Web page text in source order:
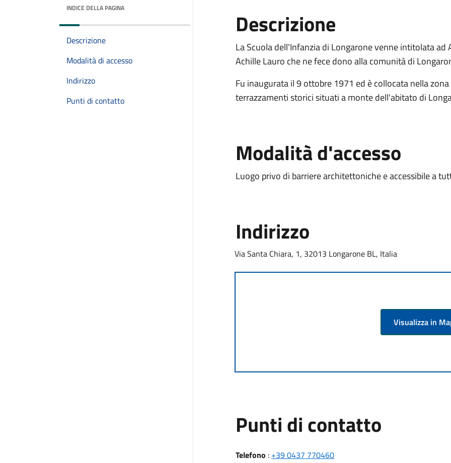
INDICE DELLA PAGINA
Descrizione
Modalità di accesso
Indirizzo
Punti di contatto
Descrizione
La Scuola dell'Infanzia di Longarone venne intitolata
Achille Lauro che ne fece dono alla comunità di
Fu inaugurata il 9 ottobre 1971 ed è collocata nella
terrazzamenti storici situati a monte dell'abitato di
Modalità d'accesso
Luogo privo di barriere architettoniche e accessibile a
Indirizzo
Via Santa Chiara, 1, 32013 Longarone BL, Italia
Visualizza in
Punti di contatto
Telefono : +39 0437 770460